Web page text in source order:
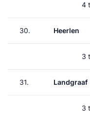
4
30. Heerlen
3
31. Landgraaf
3